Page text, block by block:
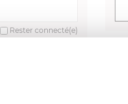
Rester connecté(e)